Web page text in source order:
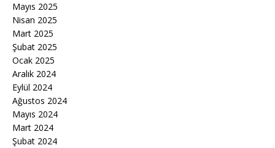
Mayıs 2025
Nisan 2025
Mart 2025
Şubat 2025
Ocak 2025
Aralık 2024
Eylül 2024
Ağustos 2024
Mayıs 2024
Mart 2024
Şubat 2024